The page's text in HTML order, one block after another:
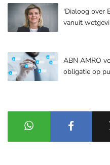
'Dialoog over
vanuit
ABN AMRO
obligatie op